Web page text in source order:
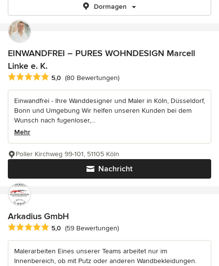
Dormagen
EINWANDFREI – PURES WOHNDESIGN Marcell
Linke e. K.
Durchschnittliche Bewertung: 5 von 5 Sternen
5,0 (80 Bewertungen)
Einwandfrei - Ihre Wanddesigner und Maler in Köln, Düsseldorf,
Bonn und Umgebung Wir helfen unseren Kunden bei dem
Wunsch nach fugenloser,...
Mehr
Nachricht
Poller Kirchweg 99-101, 51105 Köln
Arkadius GmbH
Durchschnittliche Bewertung: 5 von 5 Sternen
5,0 (59 Bewertungen)
Malerarbeiten Eines unserer Teams arbeitet nur im
Innenbereich, ob mit Putz oder anderen Wandbekleidungen.